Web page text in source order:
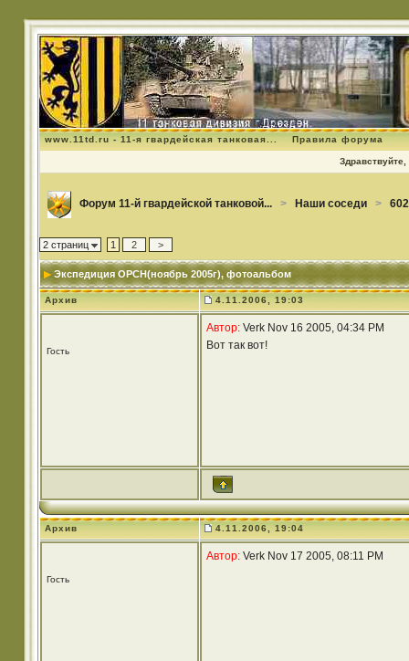
www.11td.ru - 11-я гвардейская танковая... Правила форума
Здравствуйте,
Форум 11-й гвардейской танковой... > Наши соседи >
2 страниц 1 2 >
Экспедиция ОРСН(ноябрь 2005г), фотоальбом
Архив 4.11.2006, 19:03
Гость
Автор:Verk Nov 16 2005, 04:34 PM
Вот так вот!
Архив 4.11.2006, 19:04
Гость
Автор:Verk Nov 17 2005, 08:11 PM